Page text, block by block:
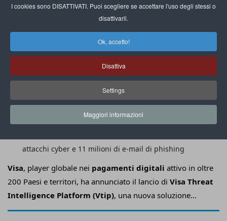
I cookies sono DISATTIVATI. Puoi scegliere se accettare l'uso degli stessi o
disattivarli.
Ok, accetto!
Disattiva
Settings
Maggiori informazioni
Visa, player globale nei pagamenti digitali attivo in oltre
200 Paesi e territori, ha annunciato il lancio di Visa Threat
Intelligence Platform (Vtip), una nuova soluzione
progettata per aiutare gli istituti finanziari aindividuare e
attacchi cyber e 11 milioni di e-mail di phishing